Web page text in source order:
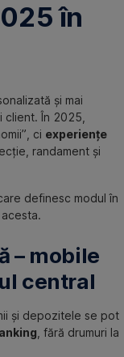
în
și mai
În 2025,
ci experiențe
randament și
definesc modul în
– mobile
central
și depozitele se pot
, fără drumuri la